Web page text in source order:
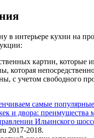
в интерьере кухни на
картин, которые
которая
с учетом свободного
самые
и двора: преимущества
Ильинского
2017-2018.